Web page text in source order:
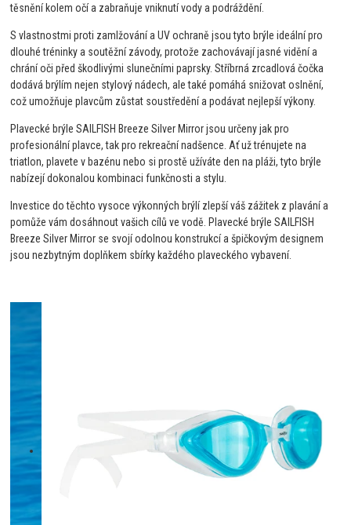
těsnění kolem očí a zabraňuje vniknutí vody a podráždění.
S vlastnostmi proti zamlžování a UV ochraně jsou tyto brýle ideální pro
dlouhé tréninky a soutěžní závody, protože zachovávají jasné vidění a
chrání oči před škodlivými slunečními paprsky. Stříbrná zrcadlová čočka
dodává brýlím nejen stylový nádech, ale také pomáhá snižovat oslnění,
což umožňuje plavcům zůstat soustředění a podávat nejlepší výkony.
Plavecké brýle SAILFISH Breeze Silver Mirror jsou určeny jak pro
profesionální plavce, tak pro rekreační nadšence. Ať už trénujete na
triatlon, plavete v bazénu nebo si prostě užíváte den na pláži, tyto brýle
nabízejí dokonalou kombinaci funkčnosti a stylu.
Investice do těchto vysoce výkonných brýlí zlepší váš zážitek z plavání a
pomůže vám dosáhnout vašich cílů ve vodě. Plavecké brýle SAILFISH
Breeze Silver Mirror se svojí odolnou konstrukcí a špičkovým designem
jsou nezbytným doplňkem sbírky každého plaveckého vybavení.